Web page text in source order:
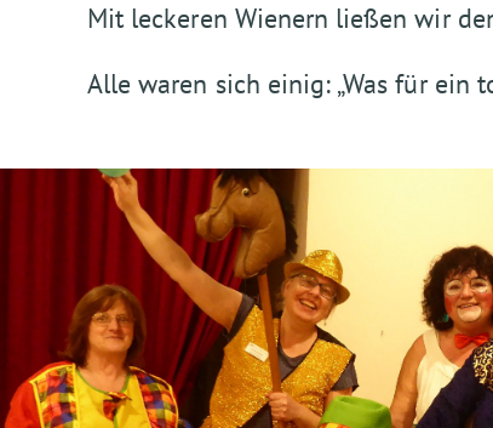
Mit leckeren Wienern ließen wir
Alle waren sich einig: „Was für ein